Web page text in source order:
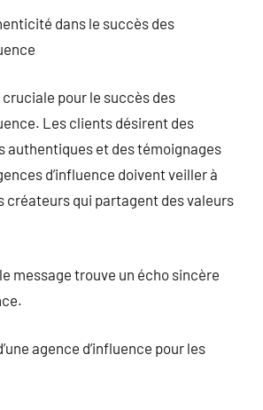
dans le succès des
pour le succès des
Les clients désirent des
authentiques et des témoignages
d’influence doivent veiller à
créateurs qui partagent des valeurs
message trouve un écho sincère
agence d’influence pour les